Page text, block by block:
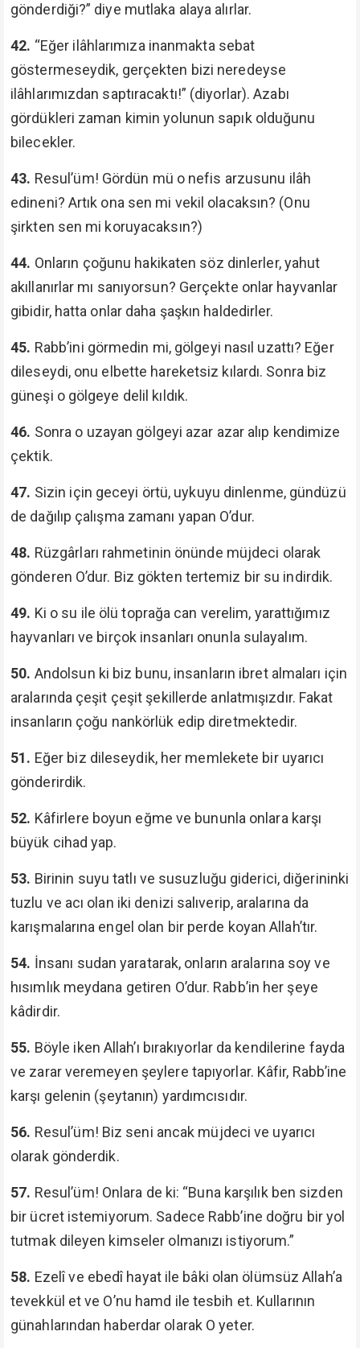
gönderdiği?” diye mutlaka alaya alırlar.
42. “Eğer ilâhlarımıza inanmakta sebat
göstermeseydik, gerçekten bizi neredeyse
ilâhlarımızdan saptıracaktı!” (diyorlar). Azabı
gördükleri zaman kimin yolunun sapık olduğunu
bilecekler.
43. Resul’üm! Gördün mü o nefis arzusunu ilâh
edineni? Artık ona sen mi vekil olacaksın? (Onu
şirkten sen mi koruyacaksın?)
44. Onların çoğunu hakikaten söz dinlerler, yahut
akıllanırlar mı sanıyorsun? Gerçekte onlar hayvanlar
gibidir, hatta onlar daha şaşkın haldedirler.
45. Rabb’ini görmedin mi, gölgeyi nasıl uzattı? Eğer
dileseydi, onu elbette hareketsiz kılardı. Sonra biz
güneşi o gölgeye delil kıldık.
46. Sonra o uzayan gölgeyi azar azar alıp kendimize
çektik.
47. Sizin için geceyi örtü, uykuyu dinlenme, gündüzü
de dağılıp çalışma zamanı yapan O’dur.
48. Rüzgârları rahmetinin önünde müjdeci olarak
gönderen O’dur. Biz gökten tertemiz bir su indirdik.
49. Ki o su ile ölü toprağa can verelim, yarattığımız
hayvanları ve birçok insanları onunla sulayalım.
50. Andolsun ki biz bunu, insanların ibret almaları için
aralarında çeşit çeşit şekillerde anlatmışızdır. Fakat
insanların çoğu nankörlük edip diretmektedir.
51. Eğer biz dileseydik, her memlekete bir uyarıcı
gönderirdik.
52. Kâfirlere boyun eğme ve bununla onlara karşı
büyük cihad yap.
53. Birinin suyu tatlı ve susuzluğu giderici, diğerininki
tuzlu ve acı olan iki denizi salıverip, aralarına da
karışmalarına engel olan bir perde koyan Allah’tır.
54. İnsanı sudan yaratarak, onların aralarına soy ve
hısımlık meydana getiren O’dur. Rabb’in her şeye
kâdirdir.
55. Böyle iken Allah’ı bırakıyorlar da kendilerine fayda
ve zarar veremeyen şeylere tapıyorlar. Kâfir, Rabb’ine
karşı gelenin (şeytanın) yardımcısıdır.
56. Resul’üm! Biz seni ancak müjdeci ve uyarıcı
olarak gönderdik.
57. Resul’üm! Onlara de ki: “Buna karşılık ben sizden
bir ücret istemiyorum. Sadece Rabb’ine doğru bir yol
tutmak dileyen kimseler olmanızı istiyorum.”
58. Ezelî ve ebedî hayat ile bâki olan ölümsüz Allah’a
tevekkül et ve O’nu hamd ile tesbih et. Kullarının
günahlarından haberdar olarak O yeter.